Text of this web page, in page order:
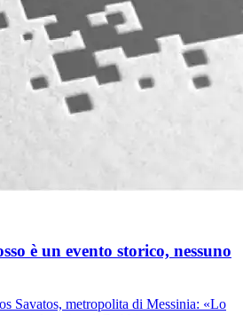
è un evento storico, nessuno
Savatos, metropolita di Messinia: «Lo